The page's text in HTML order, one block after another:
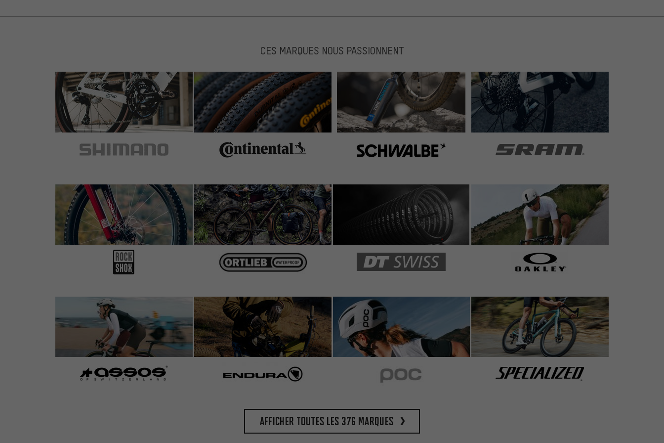
CES MARQUES NOUS PASSIONNENT
Afficher toutes les 376 marques